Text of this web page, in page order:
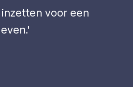
voor een